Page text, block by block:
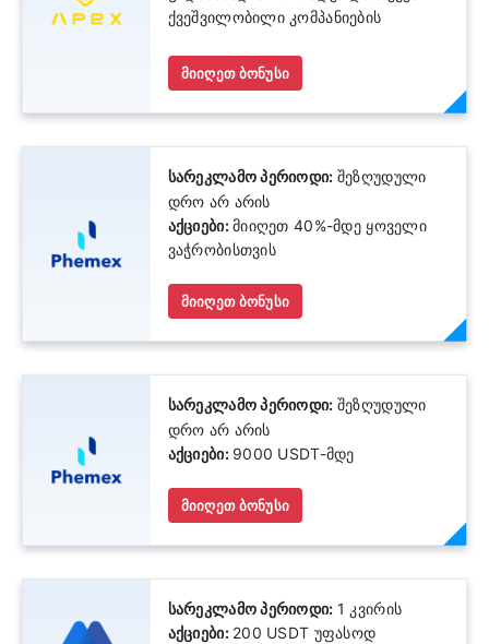
ქვეშვილობილი კომპანიების
მიიღეთ ბონუსი
სარეკლამო პერიოდი: შეზღუდული
დრო არ არის
აქციები:მიიღეთ 40%-მდე ყოველი
ვაჭრობისთვის
მიიღეთ ბონუსი
სარეკლამო პერიოდი: შეზღუდული
დრო არ არის
აქციები: 9000 USDT-მდე
მიიღეთ ბონუსი
სარეკლამო პერიოდი: 1 კვირის
აქციები: 200 USDT უფასოდ